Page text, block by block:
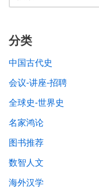
分类
中国古代史
会议-讲座-招聘
全球史-世界史
名家鸿论
图书推荐
数智人文
海外汉学